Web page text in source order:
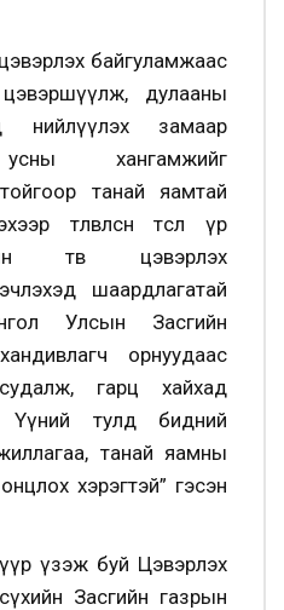
байгуламжаас
дулааны
нийлүүлэх замаар
хангамжийг
танай яамтай
төлөвлөсөн төслөө үр
төв цэвэрлэх
шаардлагатай
Улсын Засгийн
орнуудаас
гарц хайхад
Үүний тулд бидний
танай яамны
хэрэгтэй” гэсэн
үзэж буй Цэвэрлэх
Засгийн газрын